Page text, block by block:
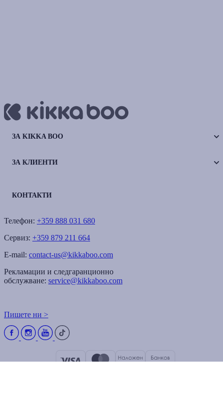
ЗА KIKKA BOO
ЗА КЛИЕНТИ
КОНТАКТИ
Телефон: +359 888 031 680
Сервиз: +359 879 211 664
E-mail: contact-us@kikkaboo.com
Рекламации и следгаранционно
обслужване: service@kikkaboo.com
Пишете ни >